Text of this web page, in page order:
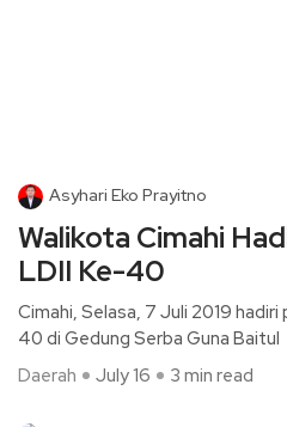
Asyhari Eko Prayitno
Walikota Cimahi
LDII Ke-40
Cimahi, Selasa, 7 Juli 2019 hadiri
40 di Gedung Serba Guna Baitul
Daerah
July 16 3 min read